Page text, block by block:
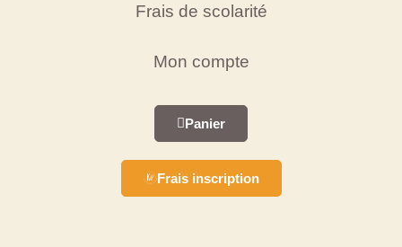
Frais de scolarité
Mon compte
Panier
Frais inscription